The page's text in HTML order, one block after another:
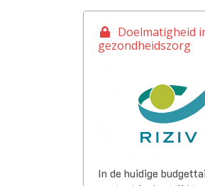
gezondheidszorg
In de huidige